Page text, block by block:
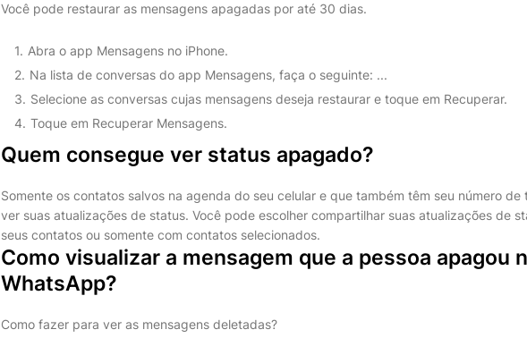
Você pode restaurar as mensagens apagadas por até 30 dias.
Abra o app Mensagens no iPhone.
Na lista de conversas do app Mensagens, faça o seguinte: ...
Selecione as conversas cujas mensagens deseja restaurar e toque em Recuperar.
Toque em Recuperar Mensagens.
Quem consegue ver status apagado?
Somente os contatos salvos na agenda do seu celular e que também têm seu número de
ver suas atualizações de status. Você pode escolher compartilhar suas atualizações de
seus contatos ou somente com contatos selecionados.
Como visualizar a mensagem que a pessoa apagou
WhatsApp?
Como fazer para ver as mensagens deletadas?